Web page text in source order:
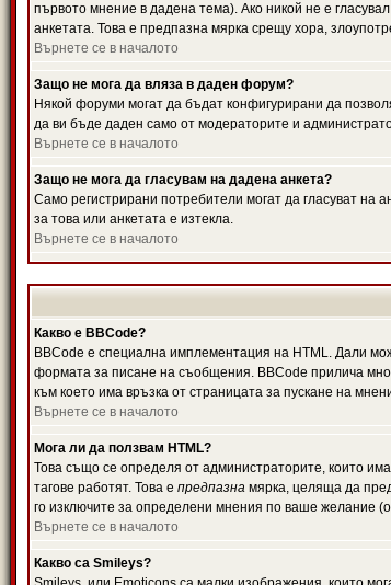
първото мнение в дадена тема). Ако никой не е
анкетата. Това е предпазна мярка срещу хора,
Върнете се в началото
Защо не мога да вляза в даден форум?
Някой форуми могат да бъдат конфигурирани да
да ви бъде даден само от модераторите и
Върнете се в началото
Защо не мога да гласувам на дадена анкета?
Само регистрирани потребители могат да гласуват на
за това или анкетата е изтекла.
Върнете се в началото
Какво е BBCode?
BBCode е специална имплементация на HTML. Дали
формата за писане на съобщения. BBCode прилича
към което има връзка от страницата за пускане на
Върнете се в началото
Мога ли да ползвам HTML?
Това също се определя от администраторите, които
тагове работят. Това е предпазна мярка, целяща да
го изключите за определени мнения по ваше желание
Върнете се в началото
Какво са Smileys?